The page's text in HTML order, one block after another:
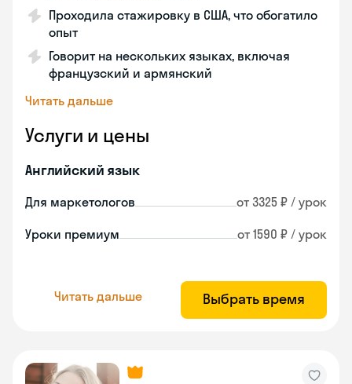
Проходила стажировку в США, что обогатило
опыт
Говорит на нескольких языках, включая
французский и армянский
Читать дальше
Услуги и цены
Английский язык
Для маркетологов от 3325 ₽ / урок
Уроки премиум от 1590 ₽ / урок
Читать дальше Выбрать время